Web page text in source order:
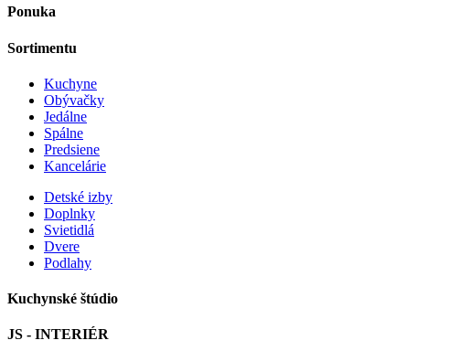
Ponuka
Sortimentu
Kuchyne
Obývačky
Jedálne
Spálne
Predsiene
Kancelárie
Detské izby
Doplnky
Svietidlá
Dvere
Podlahy
Kuchynské štúdio
JS - INTERIÉR